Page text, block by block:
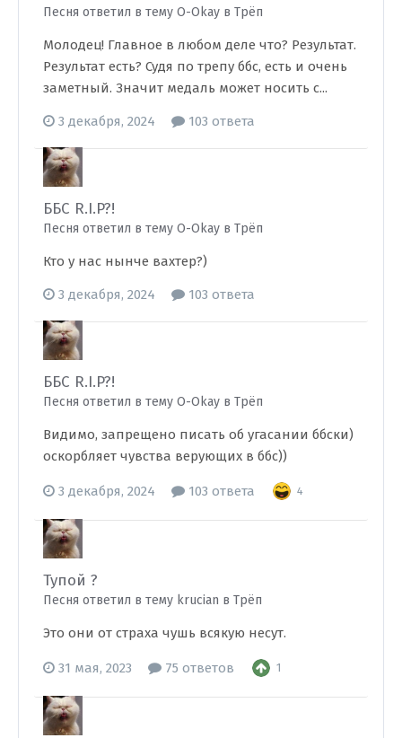
Песня ответил в тему O-Okay в Трёп
Молодец! Главное в любом деле что? Результат.
Результат есть? Судя по трепу ббс, есть и очень
заметный. Значит медаль может носить с...
3 декабря, 2024 103 ответа
ББС R.I.P?!
Песня ответил в тему O-Okay в Трёп
Кто у нас нынче вахтер?)
3 декабря, 2024 103 ответа
ББС R.I.P?!
Песня ответил в тему O-Okay в Трёп
Видимо, запрещено писать об угасании ббски)
оскорбляет чувства верующих в ббс))
3 декабря, 2024 103 ответа 4
Тупой ?
Песня ответил в тему krucian в Трёп
Это они от страха чушь всякую несут.
31 мая, 2023 75 ответов 1